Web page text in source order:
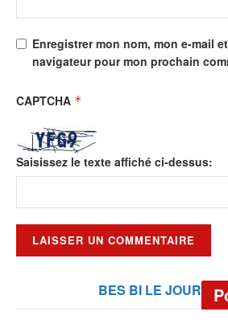
Enregistrer mon nom, mon e-mail
navigateur pour mon prochain
CAPTCHA *
Saisissez le texte affiché ci-dessus:
BES BI LE JOUR